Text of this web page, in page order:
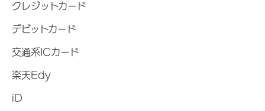
クレジットカード
デビットカード
交通系ICカード
楽天Edy
iD